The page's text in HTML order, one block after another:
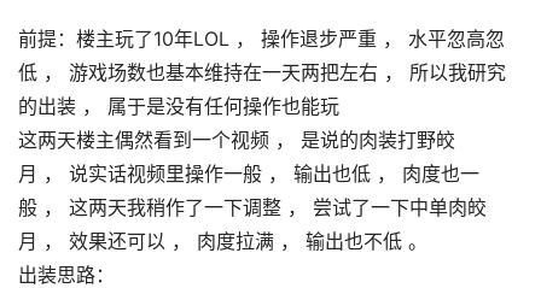
前提：楼主玩了10年LOL ， 操作退步严重 ， 水平忽高忽
低 ， 游戏场数也基本维持在一天两把左右 ， 所以我研究
的出装 ， 属于是没有任何操作也能玩
这两天楼主偶然看到一个视频 ， 是说的肉装打野皎
月 ， 说实话视频里操作一般 ， 输出也低 ， 肉度也一
般 ， 这两天我稍作了一下调整 ， 尝试了一下中单肉皎
月 ， 效果还可以 ， 肉度拉满 ， 输出也不低 。
出装思路：